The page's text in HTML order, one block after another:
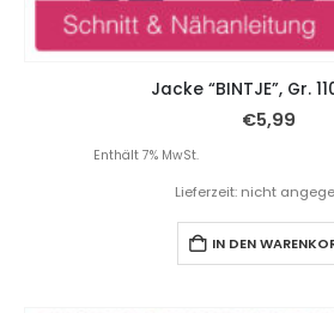
Jacke “BINTJE”, Gr.
€5,99
Enthält 7% MwSt.
Lieferzeit: nicht
IN DEN